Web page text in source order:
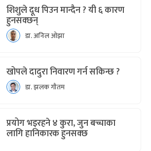
शिशुले दूध पिउन मान्दैन ? यी ६ कारण
हुनसक्छन्
डा. अनिल ओझा
खोपले दादुरा निवारण गर्न सकिन्छ ?
डा. झलक गौतम
प्रयोग भइरहने ४ कुरा, जुन बच्चाका
लागि हानिकारक हुनसक्छ